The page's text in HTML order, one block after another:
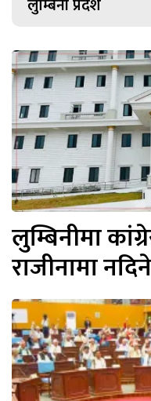
लुम्बिनी प्रदेश
लुम्बिनीमा
राजीनामा नदिने